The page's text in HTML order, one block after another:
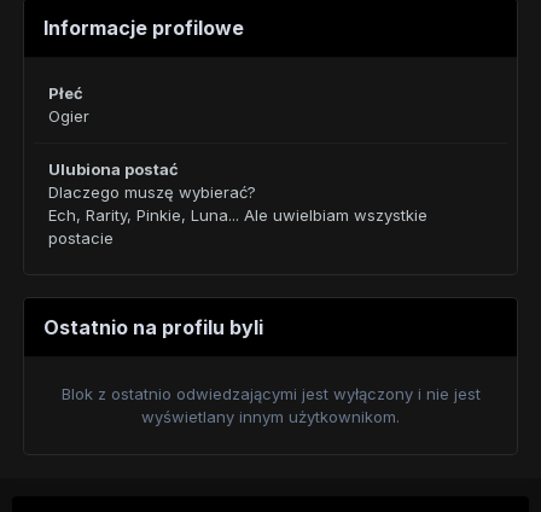
Informacje profilowe
Płeć
Ogier
Ulubiona postać
Dlaczego muszę wybierać?
Ech, Rarity, Pinkie, Luna... Ale uwielbiam wszystkie
postacie
Ostatnio na profilu byli
Blok z ostatnio odwiedzającymi jest wyłączony i nie jest
wyświetlany innym użytkownikom.